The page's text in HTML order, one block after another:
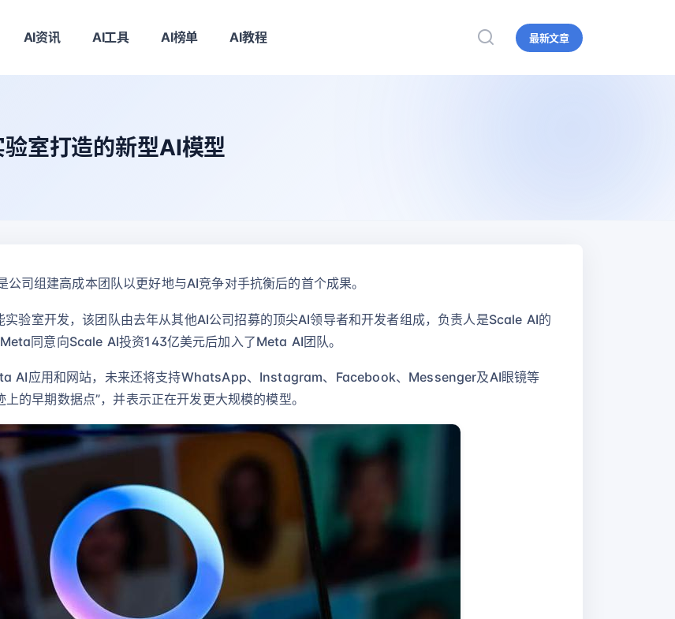
AI资讯 AI工具 AI榜单 AI教程 最新文章
室打造的新型AI模型
司组建高成本团队以更好地与AI竞争对手抗衡后的首个成果。
验室开发，该团队由去年从其他AI公司招募的顶尖AI领导者和开发者组成，负责人是Scale AI的
同意向Scale AI投资143亿美元后加入了Meta AI团队。
AI应用和网站，未来还将支持WhatsApp、Instagram、Facebook、Messenger及AI眼镜等
的早期数据点”，并表示正在开发更大规模的模型。